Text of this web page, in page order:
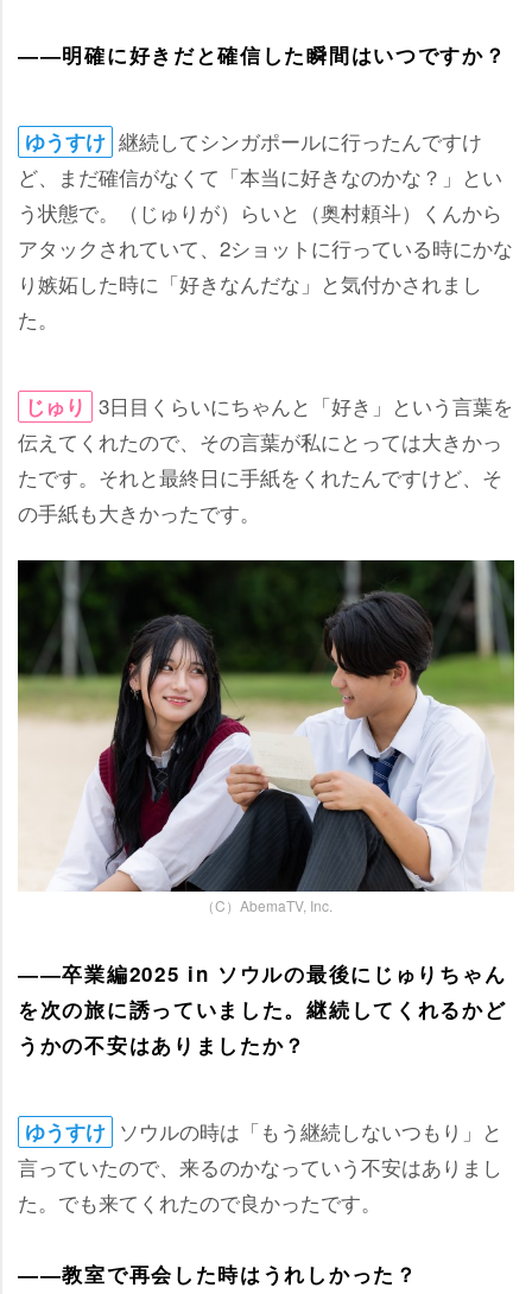
――明確に好きだと確信した瞬間はいつですか？
ゆうすけ 継続してシンガポールに行ったんですけ
ど、まだ確信がなくて「本当に好きなのかな？」とい
う状態で。（じゅりが）らいと（奥村頼斗）くんから
アタックされていて、2ショットに行っている時にかな
り嫉妬した時に「好きなんだな」と気付かされまし
た。
じゅり 3日目くらいにちゃんと「好き」という言葉を
伝えてくれたので、その言葉が私にとっては大きかっ
たです。それと最終日に手紙をくれたんですけど、そ
の手紙も大きかったです。
（C）AbemaTV, Inc.
――卒業編2025 in ソウルの最後にじゅりちゃん
を次の旅に誘っていました。継続してくれるかど
うかの不安はありましたか？
ゆうすけ ソウルの時は「もう継続しないつもり」と
言っていたので、来るのかなっていう不安はありまし
た。でも来てくれたので良かったです。
――教室で再会した時はうれしかった？